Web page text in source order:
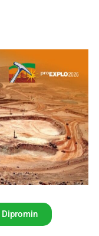
Dipromin